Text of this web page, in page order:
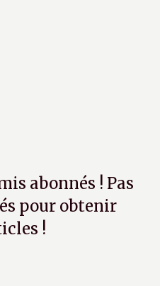
abonnés ! Pas
pour obtenir
!